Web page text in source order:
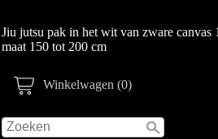
Winkelwagen (0)
Jiu jutsu pak in het wit van zware canvas
maat 150 tot 200 cm